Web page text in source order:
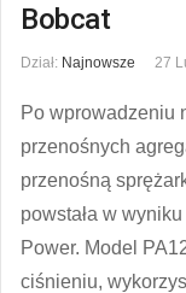
Bobcat
Dział: Najnowsze 27
Po wprowadzeniu
przenośnych
przenośną
powstała w
Power. Model
ciśnieniu,